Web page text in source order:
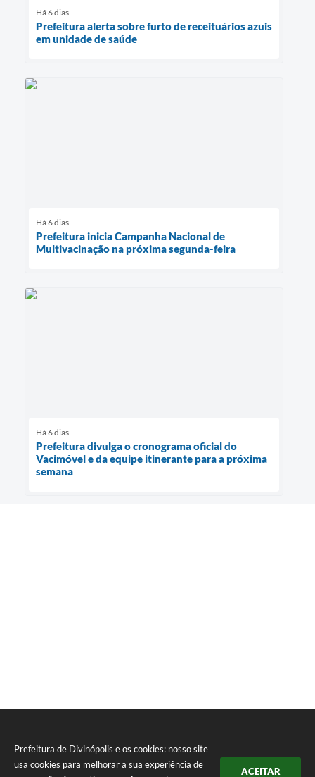
Prefeitura de Divinópolis e os cookies: nosso site
usa cookies para melhorar a sua experiência de
ACEITAR
Há 6 dias
Prefeitura alerta sobre furto de receituários azuis
em unidade de saúde
Há 6 dias
Prefeitura inicia Campanha Nacional de
Multivacinação na próxima segunda-feira
Há 6 dias
Prefeitura divulga o cronograma oficial do
Vacimóvel e da equipe itinerante para a próxima
semana